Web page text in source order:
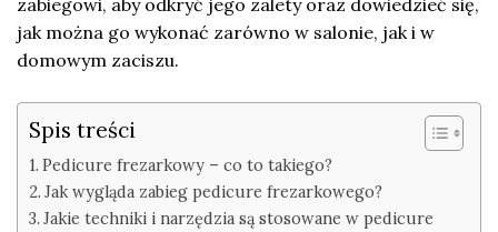
zabiegowi, aby odkryć jego zalety oraz dowiedzieć się,
jak można go wykonać zarówno w salonie, jak i w
domowym zaciszu.
Spis treści
Pedicure frezarkowy – co to takiego?
Jak wygląda zabieg pedicure frezarkowego?
Jakie techniki i narzędzia są stosowane w pedicure